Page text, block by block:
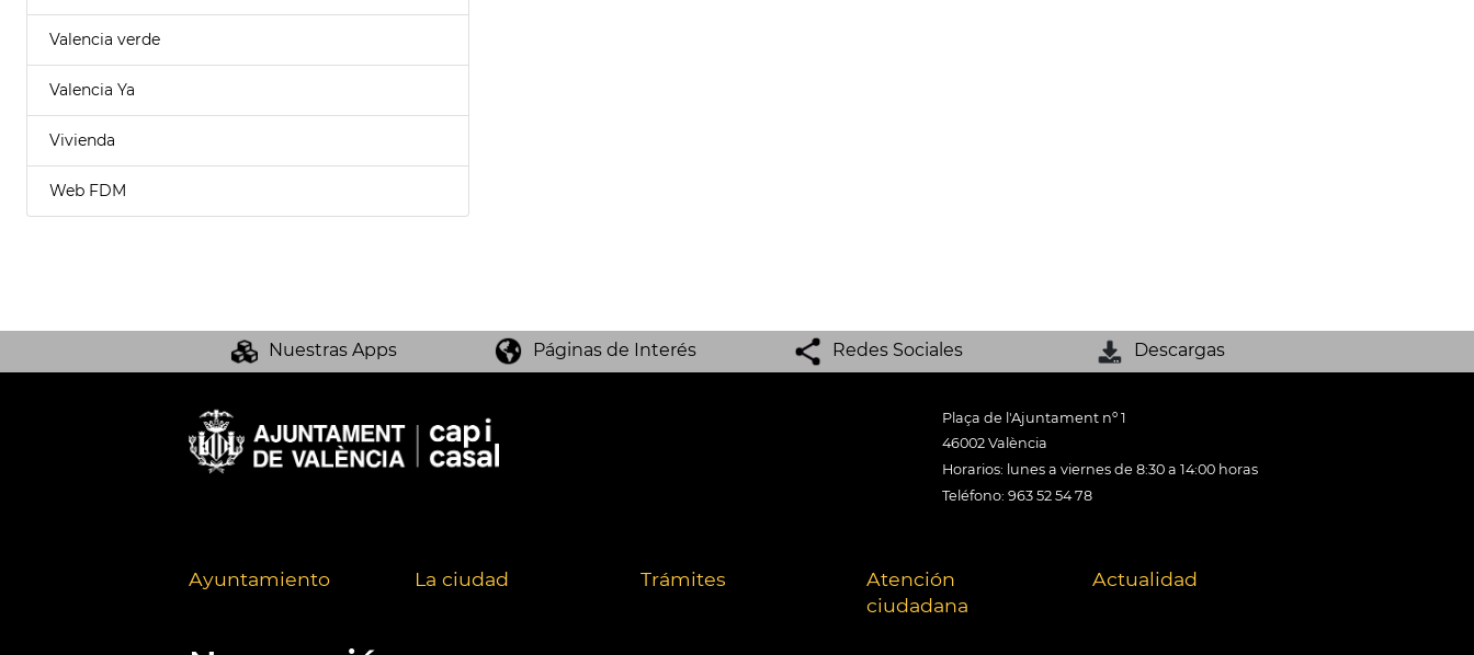
Valencia verde
Valencia Ya
Vivienda
Web FDM
Nuestras Apps Páginas de Interés Redes Sociales Descargas
Plaça de l'Ajuntament nº 1
46002 València
Horarios: lunes a viernes de 8:30 a 14:00 horas
Teléfono: 963 52 54 78
Ayuntamiento La ciudad Trámites
Atención
ciudadana
Actualidad